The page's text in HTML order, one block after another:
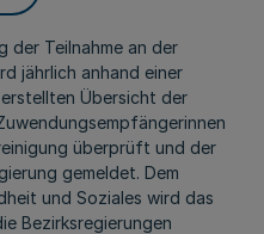
der Teilnahme an der
jährlich anhand einer
Übersicht der
überprüft und der
gemeldet. Dem
und Soziales wird das
Bezirksregierungen